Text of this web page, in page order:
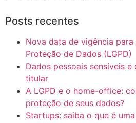
Posts recentes
Nova data de vigência para
Proteção de Dados (LGPD)
Dados pessoais sensíveis
titular
A LGPD e o home-office:
proteção de seus dados?
Startups: saiba o que é